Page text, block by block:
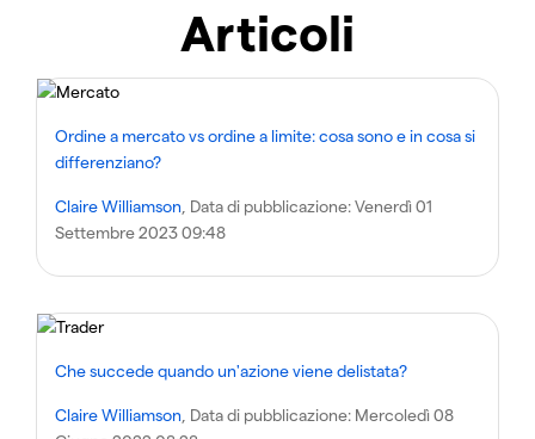
Articoli
Ordine a mercato vs ordine a limite: cosa sono e in cosa si
differenziano?
Claire Williamson , Data di pubblicazione:Venerdì 01
Settembre 2023 09:48
Che succede quando un'azione viene delistata?
Claire Williamson , Data di pubblicazione: Mercoledì 08